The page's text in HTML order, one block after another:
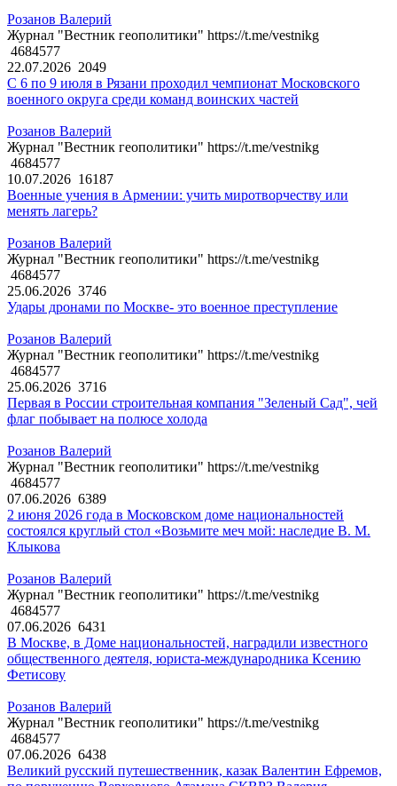
Розанов Валерий
Журнал "Вестник геополитики" https://t.me/vestnikg
4684577
22.07.2026 2049
С 6 по 9 июля в Рязани проходил чемпионат Московского
военного округа среди команд воинских частей
Розанов Валерий
Журнал "Вестник геополитики" https://t.me/vestnikg
4684577
10.07.2026 16187
Военные учения в Армении: учить миротворчеству или
менять лагерь?
Розанов Валерий
Журнал "Вестник геополитики" https://t.me/vestnikg
4684577
25.06.2026 3746
Удары дронами по Москве- это военное преступление
Розанов Валерий
Журнал "Вестник геополитики" https://t.me/vestnikg
4684577
25.06.2026 3716
Первая в России строительная компания "Зеленый Сад", чей
флаг побывает на полюсе холода
Розанов Валерий
Журнал "Вестник геополитики" https://t.me/vestnikg
4684577
07.06.2026 6389
2 июня 2026 года в Московском доме национальностей
состоялся круглый стол «Возьмите меч мой: наследие В. М.
Клыкова
Розанов Валерий
Журнал "Вестник геополитики" https://t.me/vestnikg
4684577
07.06.2026 6431
В Москве, в Доме национальностей, наградили известного
общественного деятеля, юриста-международника Ксению
Фетисову
Розанов Валерий
Журнал "Вестник геополитики" https://t.me/vestnikg
4684577
07.06.2026 6438
Великий русский путешественник, казак Валентин Ефремов,